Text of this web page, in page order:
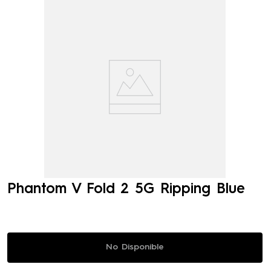
Phantom V Fold 2 5G Ripping Blue
No Disponible